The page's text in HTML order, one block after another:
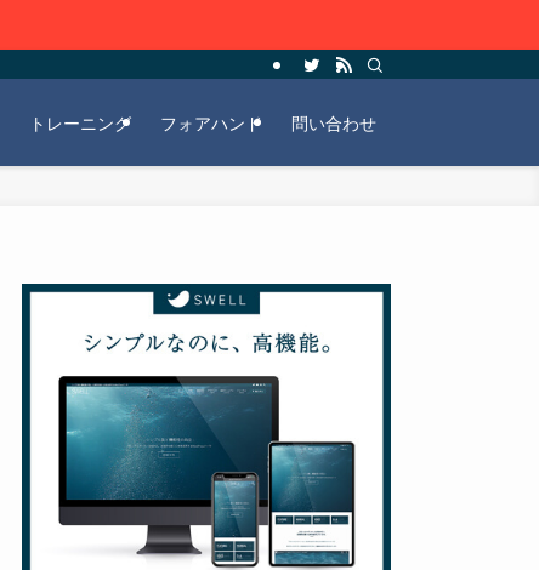
トレーニング フォアハンド 問い合わせ